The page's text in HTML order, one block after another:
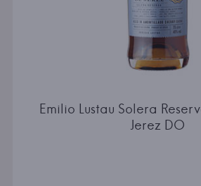
Emilio Lustau Solera
Jerez DO